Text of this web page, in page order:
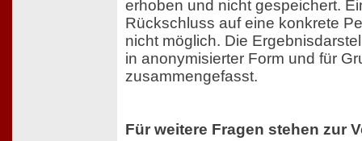
erhoben und nicht gespeichert.
Rückschluss auf eine konkrete
nicht möglich. Die
in anonymisierter Form und für
zusammengefasst.
Für weitere Fragen stehen zur